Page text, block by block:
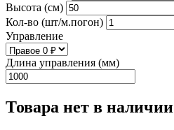
Высота (см)
Кол-во (шт/м.погон)
Управление
Длина управления (мм)
Товара нет в наличии